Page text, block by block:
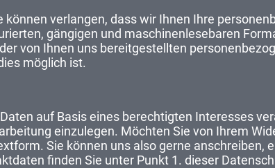
verlangen, dass wir Ihnen Ihre
gängigen und maschinenlesebaren
von Ihnen uns bereitgestellten
möglich ist.
auf Basis eines berechtigten Interesses
einzulegen. Möchten Sie von Ihrem
Sie können uns also gerne anschreiben,
finden Sie unter Punkt 1. dieser